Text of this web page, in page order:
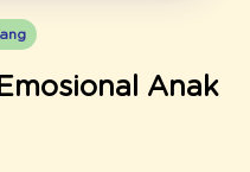
Anak